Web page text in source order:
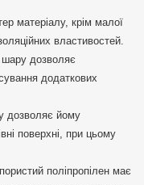
матеріалу, крім малої
властивостей.
шару дозволяє
додаткових
дозволяє йому
поверхні, при цьому
поліпропілен має